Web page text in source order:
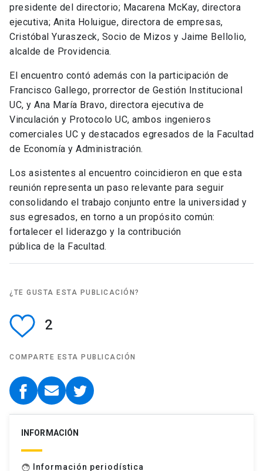
presidente del directorio; Macarena McKay, directora
ejecutiva; Anita Holuigue, directora de empresas,
Cristóbal Yuraszeck, Socio de Mizos y Jaime Bellolio,
alcalde de Providencia.
El encuentro contó además con la participación de
Francisco Gallego, prorrector de Gestión Institucional
UC, y Ana María Bravo, directora ejecutiva de
Vinculación y Protocolo UC, ambos ingenieros
comerciales UC y destacados egresados de la Facultad
de Economía y Administración.
Los asistentes al encuentro coincidieron en que esta
reunión representa un paso relevante para seguir
consolidando el trabajo conjunto entre la universidad y
sus egresados, en torno a un propósito común:
fortalecer el liderazgo y la contribución
pública de la Facultad.
¿TE GUSTA ESTA PUBLICACIÓN?
2
COMPARTE ESTA PUBLICACIÓN
INFORMACIÓN
face Información periodística